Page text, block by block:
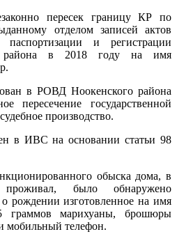
пересек границу КР по
отделом записей актов
паспортизации и регистрации
района в 2018 году на имя
в РОВД Ноокенского района
пересечение государственной
производство.
в ИВС на основании статьи 98
обыска дома, в
было обнаружено
о рождении изготовленное на имя
граммов марихуаны, брошюры
мобильный телефон.